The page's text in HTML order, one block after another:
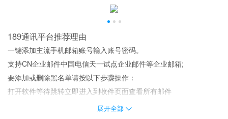
189通讯平台推荐理由
一键添加主流手机邮箱账号输入账号密码。
支持CN企业邮件中国电信天一试点企业邮件等企业邮箱;
要添加或删除黑名单请按以下步骤操作：
打开软件等待跳转立即进入到收件页面查看所有邮件
输入收件人智能提示又快又准。展开全部